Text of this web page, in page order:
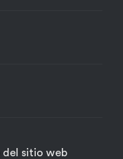
del sitio web